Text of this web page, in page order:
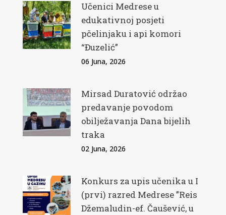
Učenici Medrese u
edukativnoj posjeti
pčelinjaku i api komori
“Đuzelić”
06 Juna, 2026
Mirsad Duratović održao
predavanje povodom
obilježavanja Dana bijelih
traka
02 Juna, 2026
Konkurs za upis učenika u I
(prvi) razred Medrese ”Reis
Džemaludin-ef. Čaušević, u